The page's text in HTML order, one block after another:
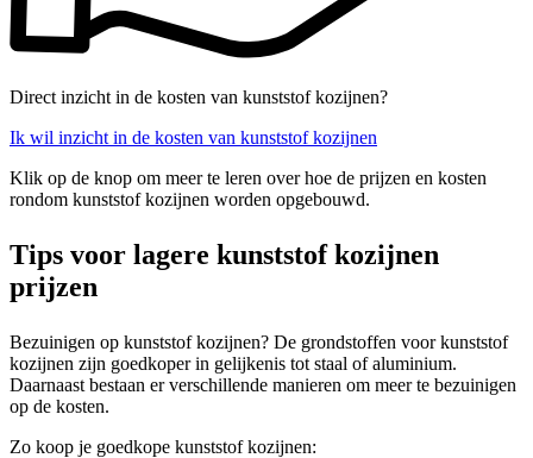
Direct inzicht in de kosten van kunststof kozijnen?
Ik wil inzicht in de kosten van kunststof kozijnen
Klik op de knop om meer te leren over hoe de prijzen en kosten
rondom kunststof kozijnen worden opgebouwd.
Tips voor lagere kunststof kozijnen
prijzen
Bezuinigen op kunststof kozijnen? De grondstoffen voor kunststof
kozijnen zijn goedkoper in gelijkenis tot staal of aluminium.
Daarnaast bestaan er verschillende manieren om meer te bezuinigen
op de kosten.
Zo koop je goedkope kunststof kozijnen: